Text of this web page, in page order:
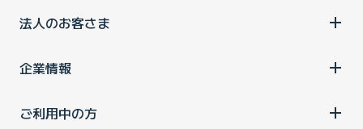
法人のお客さま
企業情報
ご利用中の方